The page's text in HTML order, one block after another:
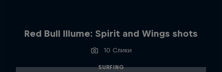
Red Bull Illume: Spirit and Wings shots
10 Слики
SURFING